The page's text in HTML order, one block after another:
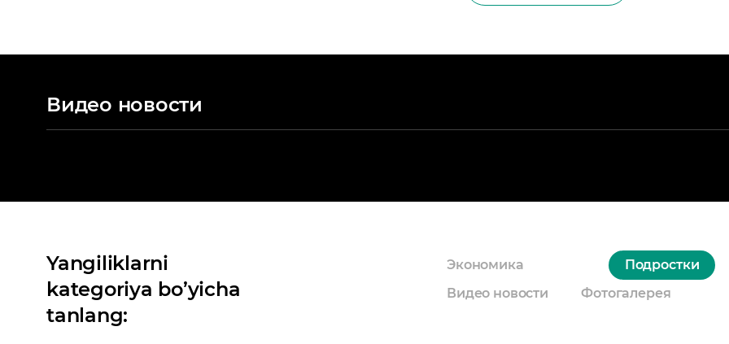
Видео новости
Yangiliklarni
kategoriya bo’yicha
tanlang:
Экономика
Подростки
Видео новости
Фотогалерея